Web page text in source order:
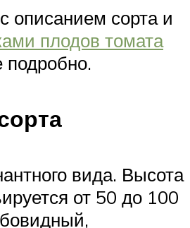
описанием сорта и
плодов томата
подробно.
вида. Высота
от 50 до 100